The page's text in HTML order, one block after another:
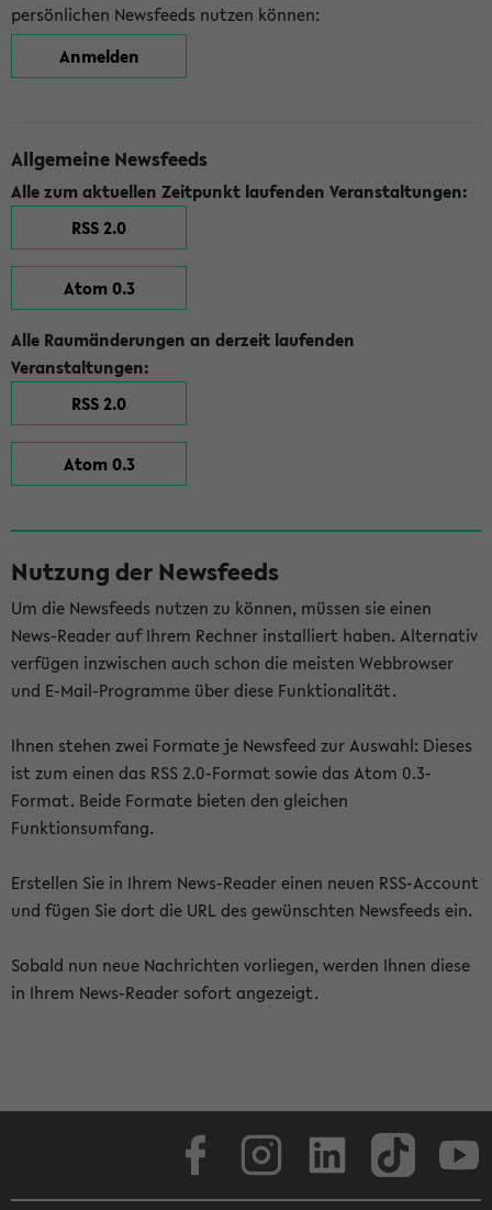
persönlichen Newsfeeds nutzen können:
Anmelden
Allgemeine Newsfeeds
Alle zum aktuellen Zeitpunkt laufenden Veranstaltungen:
RSS 2.0
Atom 0.3
Alle Raumänderungen an derzeit laufenden
Veranstaltungen:
RSS 2.0
Atom 0.3
Nutzung der Newsfeeds
Um die Newsfeeds nutzen zu können, müssen sie einen
News-Reader auf Ihrem Rechner installiert haben. Alternativ
verfügen inzwischen auch schon die meisten Webbrowser
und E-Mail-Programme über diese Funktionalität.
Ihnen stehen zwei Formate je Newsfeed zur Auswahl: Dieses
ist zum einen das RSS 2.0-Format sowie das Atom 0.3-
Format. Beide Formate bieten den gleichen
Funktionsumfang.
Erstellen Sie in Ihrem News-Reader einen neuen RSS-Account
und fügen Sie dort die URL des gewünschten Newsfeeds ein.
Sobald nun neue Nachrichten vorliegen, werden Ihnen diese
in Ihrem News-Reader sofort angezeigt.